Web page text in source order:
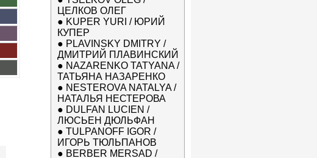
ЦЕЛКОВ ОЛЕГ
● KUPER YURI / ЮРИЙ
КУПЕР
● PLAVINSKY DMITRY /
ДМИТРИЙ ПЛАВИНСКИЙ
● NAZARENKO TATYANA /
ТАТЬЯНА НАЗАРЕНКО
● NESTEROVA NATALYA /
НАТАЛЬЯ НЕСТЕРОВА
● DULFAN LUCIEN /
ЛЮСЬЕН ДЮЛЬФАН
● TULPANOFF IGOR /
ИГОРЬ ТЮЛЬПАНОВ
● BERBER MERSAD /